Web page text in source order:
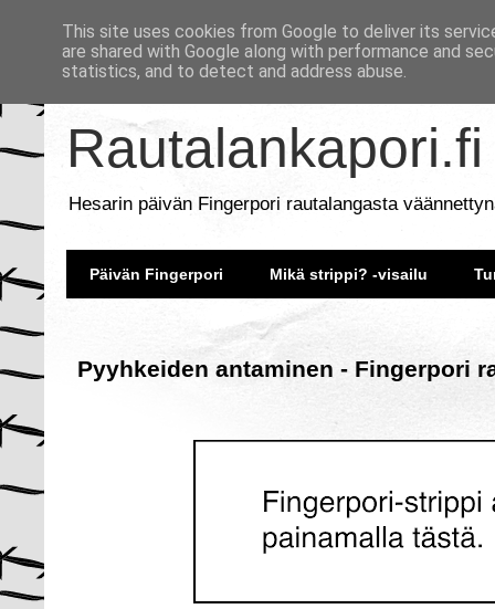
Rautalankapori.fi
Hesarin päivän Fingerpori rautalangasta
Päivän Fingerpori Mikä strippi? -visailu
Pyyhkeiden antaminen - Fingerpori
This site uses cookies from Google to deliver its
are shared with Google along with performance and
statistics, and to detect and address abuse.